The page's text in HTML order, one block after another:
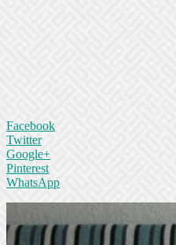
Facebook
Twitter
Google+
Pinterest
WhatsApp